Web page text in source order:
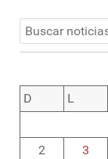
D
L
2
3